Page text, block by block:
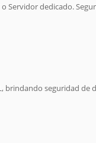
Servidor dedicado.
brindando seguridad de